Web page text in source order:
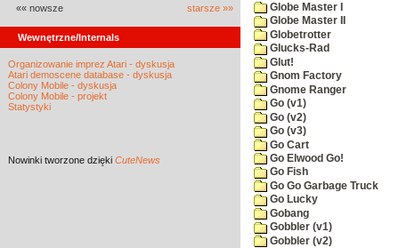
«« nowsze starsze »»
Wewnętrzne/Internals
Organizowanie imprez Atari - dyskusja
Atari demoscene database - dyskusja
Colony Mobile - dyskusja
Colony Mobile - projekt
Statystyki
Nowinki tworzone dzięki CuteNews
Globe Master I
Globe Master II
Globetrotter
Glucks-Rad
Glut!
Gnom Factory
Gnome Ranger
Go (v1)
Go (v2)
Go (v3)
Go Cart
Go Elwood Go!
Go Fish
Go Go Garbage Truck
Go Lucky
Gobang
Gobbler (v1)
Gobbler (v2)